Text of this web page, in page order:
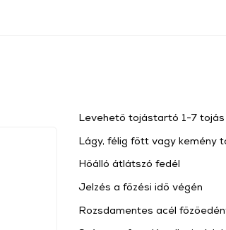
Levehető tojástartó 1-7 tojás
Lágy, félig főtt vagy kemény
Hőálló átlátszó fedél
Jelzés a főzési idő végén
Rozsdamentes acél